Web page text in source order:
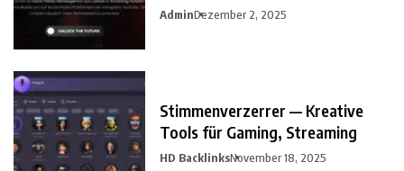
AdminDezember 2, 2025
Stimmenverzerrer — Kreative
Tools für Gaming, Streaming
HD BacklinksNovember 18, 2025